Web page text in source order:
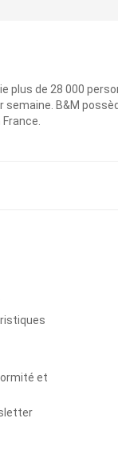
plus de 28 000
B&M
et